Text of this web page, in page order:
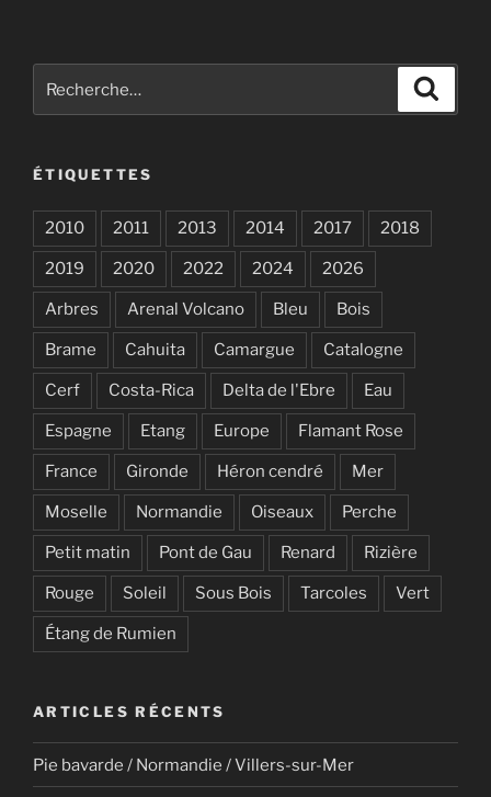
ÉTIQUETTES
2010 2011 2013 2014 2017 2018
2019 2020 2022 2024 2026
Arbres Arenal Volcano Bleu Bois
Brame Cahuita Camargue Catalogne
Cerf Costa-Rica Delta de l'Ebre Eau
Espagne Etang Europe Flamant Rose
France Gironde Héron cendré Mer
Moselle Normandie Oiseaux Perche
Petit matin Pont de Gau Renard Rizière
Rouge Soleil Sous Bois Tarcoles Vert
Étang de Rumien
ARTICLES RÉCENTS
Pie bavarde / Normandie / Villers-sur-Mer